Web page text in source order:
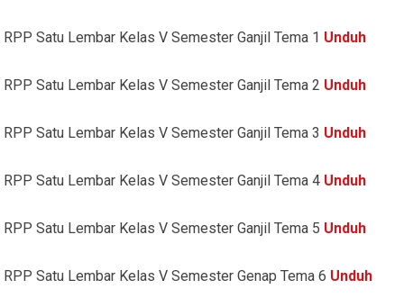
RPP Satu Lembar Kelas V Semester Ganjil Tema 1 Unduh
RPP Satu Lembar Kelas V Semester Ganjil Tema 2 Unduh
RPP Satu Lembar Kelas V Semester Ganjil Tema 3 Unduh
RPP Satu Lembar Kelas V Semester Ganjil Tema 4 Unduh
RPP Satu Lembar Kelas V Semester Ganjil Tema 5 Unduh
RPP Satu Lembar Kelas V Semester Genap Tema 6 Unduh